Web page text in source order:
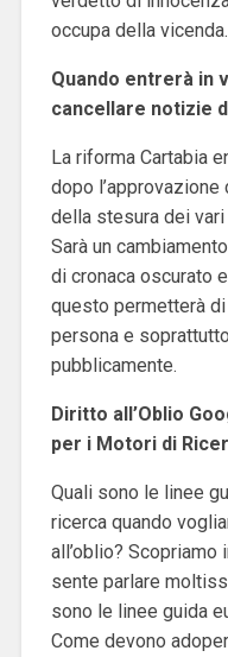
occupa della vicenda.
Quando entrerà in
cancellare notizie
La riforma Cartabia
dopo
della stesura dei
Sarà un
di cronaca oscurato
questo permetterà di
persona e
pubblicamente.
Diritto all’Oblio
per i Motori di
Quali sono le linee
ricerca quando
all’oblio?
sente parlare
sono le linee guida
Come devono